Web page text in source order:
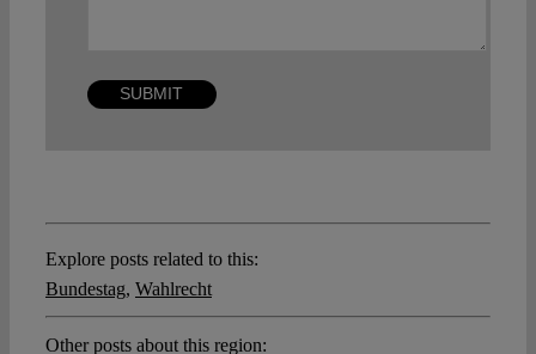
Explore posts related to this:
Bundestag, Wahlrecht
Other posts about this region: